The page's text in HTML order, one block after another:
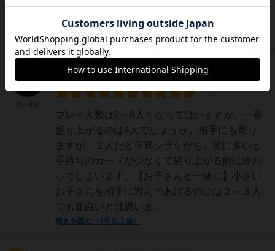
表格！ただしゲームの痛みははやいです😅
158名 6名 0 充実
プレイ人数は2～6人となってはいますが、一番
盛り上がるのは4人でしょうか。相手にも寄り
ますが、２人だと正直シラケがち、逆に多いと
手持ちのカードが少なくて盛り上がる前に終わ
ってしまいます。【お子さんと一緒に】小さい
お子さんを相手に遊んであげるのには２～３人
でも面白いとは思いま...
続きを読む（1年以上前）